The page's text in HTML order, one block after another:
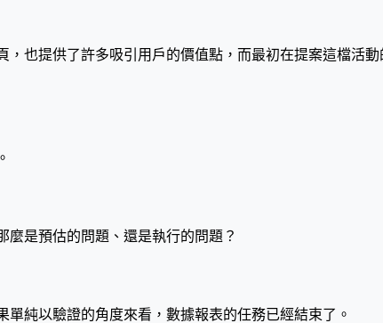
也提供了許多吸引用戶的價值點，而最初在提案這檔活
是預估的問題、還是執行的問題？
純以驗證的角度來看，數據報表的任務已經結束了。